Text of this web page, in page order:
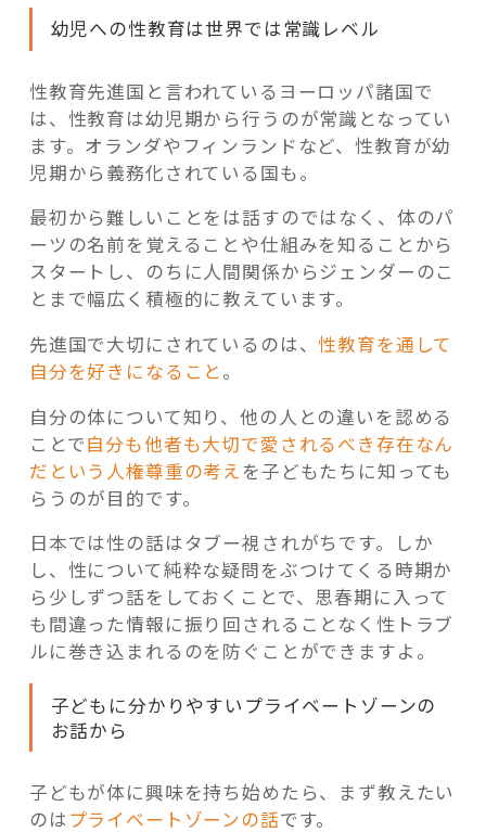
幼児への性教育は世界では常識レベル
性教育先進国と言われているヨーロッパ諸国で
は、性教育は幼児期から行うのが常識となってい
ます。オランダやフィンランドなど、性教育が幼
児期から義務化されている国も。
最初から難しいことをは話すのではなく、体のパ
ーツの名前を覚えることや仕組みを知ることから
スタートし、のちに人間関係からジェンダーのこ
とまで幅広く積極的に教えています。
先進国で大切にされているのは、性教育を通して
自分を好きになること。
自分の体について知り、他の人との違いを認める
ことで自分も他者も大切で愛されるべき存在なん
だという人権尊重の考え を子どもたちに知っても
らうのが目的です。
日本では性の話はタブー視されがちです。しか
し、性について純粋な疑問をぶつけてくる時期か
ら少しずつ話をしておくことで、思春期に入って
も間違った情報に振り回されることなく性トラブ
ルに巻き込まれるのを防ぐことができますよ。
子どもに分かりやすいプライベートゾーンの
お話から
子どもが体に興味を持ち始めたら、まず教えたい
のはプライベートゾーンの話です。